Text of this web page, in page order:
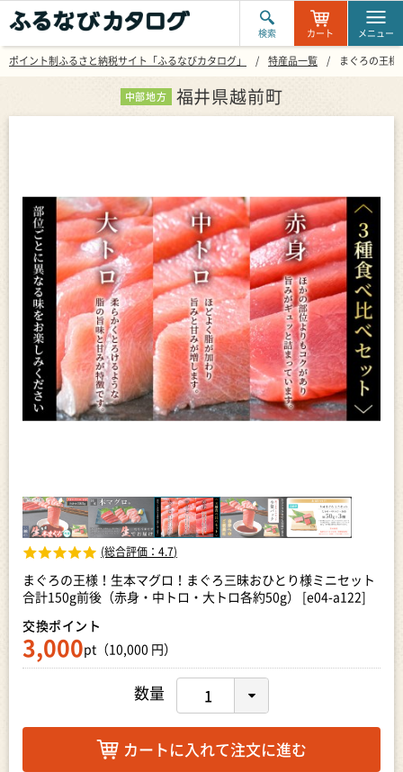
検索 カート メニュー
ポイント制ふるさと納税サイト「ふるなびカタログ」 特産品一覧 まぐろの王
中部地方 福井県越前町
(総合評価： 4.7)
まぐろの王様！生本マグロ！まぐろ三昧おひとり様ミニセット
合計150g前後（赤身・中トロ・大トロ各約50g） [e04-a122]
交換ポイント
3,000pt（10,000 円）
数量
カートに入れて注文に進む